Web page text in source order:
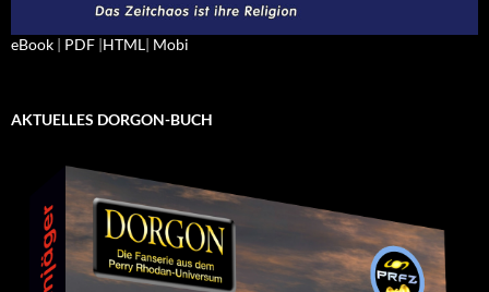
eBook | PDF |HTML| Mobi
AKTUELLES DORGON-BUCH